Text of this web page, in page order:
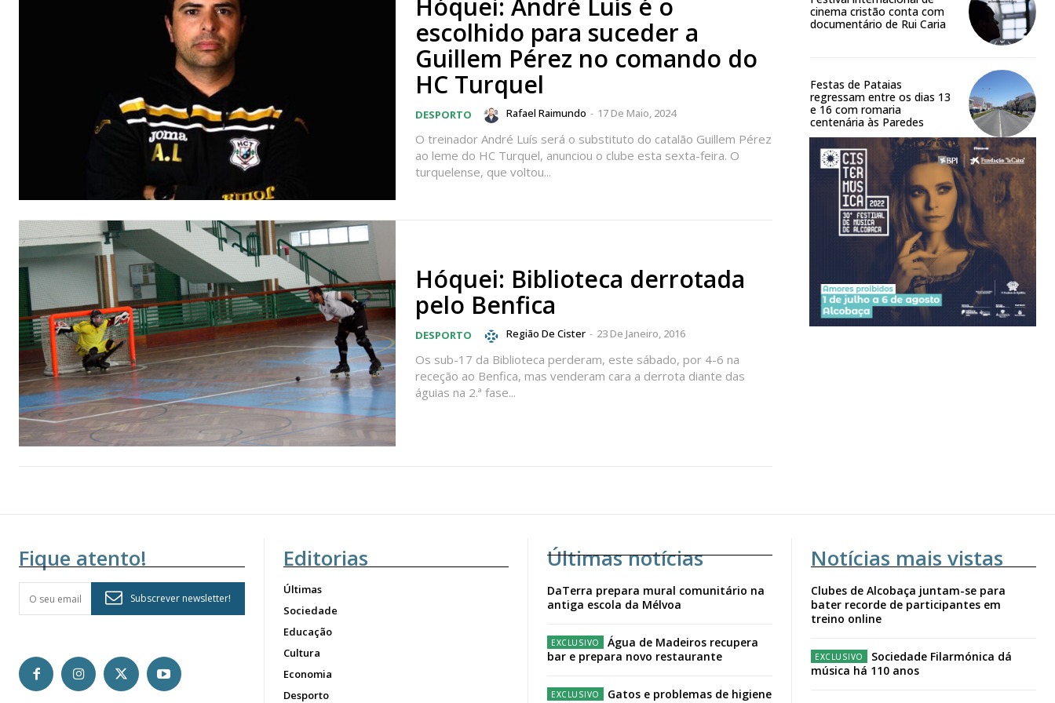
Hóquei: André Luís é o
escolhido para suceder a
Guillem Pérez no comando do
HC Turquel
DESPORTO Rafael Raimundo - 17 De Maio, 2024
O treinador André Luís será o substituto do catalão Guillem Pérez
ao leme do HC Turquel, anunciou o clube esta sexta-feira. O
turquelense, que voltou...
Hóquei: Biblioteca derrotada
pelo Benfica
DESPORTO Região De Cister - 23 De Janeiro, 2016
Os sub-17 da Biblioteca perderam, este sábado, por 4-6 na
receção ao Benfica, mas venderam cara a derrota diante das
águias na 2.ª fase...
cinema cristão conta com
documentário de Rui Caria
Festas de Pataias
regressam entre os dias 13
e 16 com romaria
centenária às Paredes
Fique atento!
Subscrever newsletter!
Editorias
Últimas
Sociedade
Educação
Cultura
Economia
Desporto
Últimas notícias
DaTerra prepara mural comunitário na
antiga escola da Mélvoa
Água de Madeiros recupera
bar e prepara novo restaurante
Gatos e problemas de higiene
Notícias mais vistas
Clubes de Alcobaça juntam-se para
bater recorde de participantes em
treino online
Sociedade Filarmónica dá
música há 110 anos